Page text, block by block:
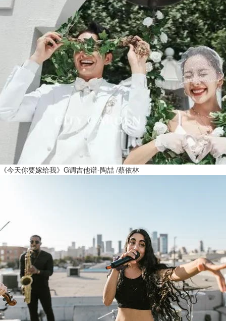
《今天你要嫁给我》G调吉他谱-陶喆 /蔡依林